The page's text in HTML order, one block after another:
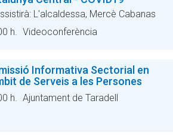
L'alcaldessa, Mercè Cabanas
h. Videoconferència
Informativa Sectorial en
de Serveis a les Persones
h. Ajuntament de Taradell